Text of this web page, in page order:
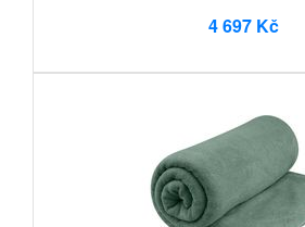
4 697 Kč